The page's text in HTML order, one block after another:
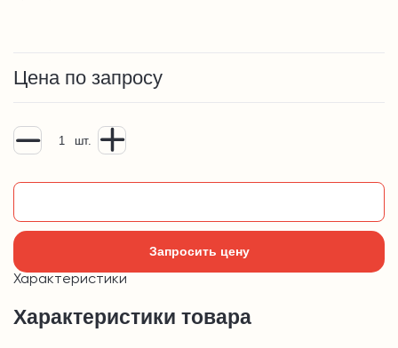
Цена по запросу
шт.
Запросить цену
Характеристики
Характеристики товара